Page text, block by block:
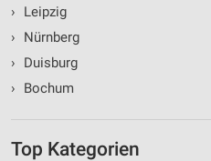
›
Leipzig
›
Nürnberg
›
Duisburg
›
Bochum
Top Kategorien